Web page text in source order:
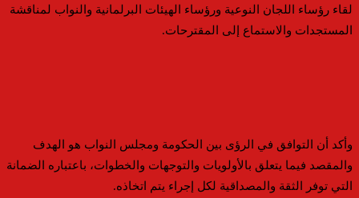
لقاء رؤساء اللجان النوعية ورؤساء الهيئات البرلمانية والنواب لمناقشة
المستجدات والاستماع إلى المقترحات.
وأكد أن التوافق في الرؤى بين الحكومة ومجلس النواب هو الهدف
والمقصد فيما يتعلق بالأولويات والتوجهات والخطوات، باعتباره الضمانة
التي توفر الثقة والمصداقية لكل إجراء يتم اتخاذه.